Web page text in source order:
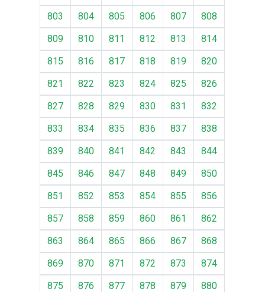
803
804 805 806 807
808
809
810 811 812 813
814
815
816 817 818 819
820
821
822 823 824 825
826
827
828 829 830 831
832
833
834 835 836 837
838
839
840 841 842 843
844
845
846 847 848 849
850
851
852 853 854 855
856
857
858 859 860 861
862
863
864 865 866 867
868
869
870 871 872 873
874
875
876 877 878 879
880